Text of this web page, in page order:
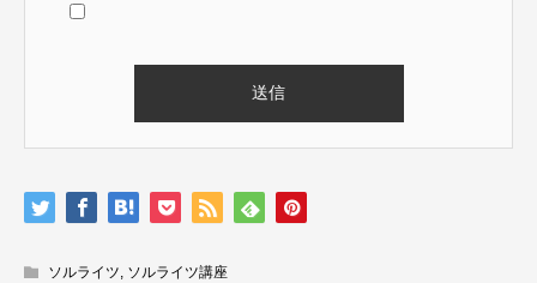
ソルライツ ソルライツ講座